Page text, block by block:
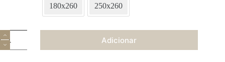
180x260 250x260
Quantidade
de
Bouty
Adicionar